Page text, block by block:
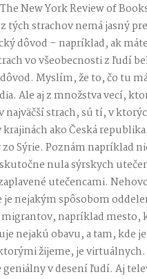
New York Review of
tých strachov nemá jasný
dôvod – napríklad, ak
vo všeobecnosti z ľudí
Myslím, že to, čo tu
Ale aj z množstva vecí,
najväčší strach, sú tí, v
ako Česká
Sýrie. Poznám napríklad
skutočne nula sýrskych
utečencami.
je nejakým spôsobom
napríklad mesto,
nejakú obavu, a tam, kde
žijeme, je
v desení ľudí. Aj